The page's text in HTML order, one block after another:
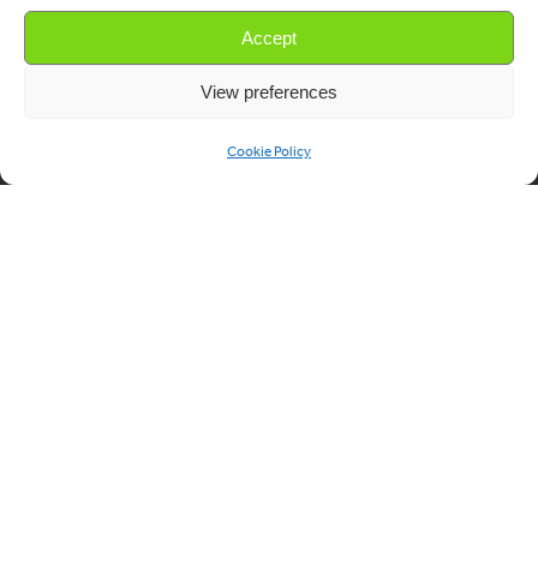
Accept
View preferences
Cookie Policy
kattenbaksysteem
van de wereld
FAQ